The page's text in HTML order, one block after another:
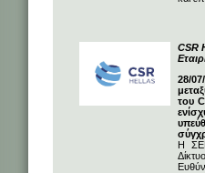
CSR
28/
του
Η